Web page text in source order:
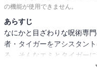
の機能が使用できません。
あらすじ
なにかと目ざわりな呪術専
者・タイガーをアシスタン
る。そんなエミとタイガー
に負けた美神はＧＳを廃業